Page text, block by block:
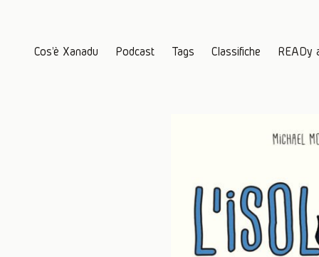
Cos'è Xanadu Podcast Tags Classifiche READy